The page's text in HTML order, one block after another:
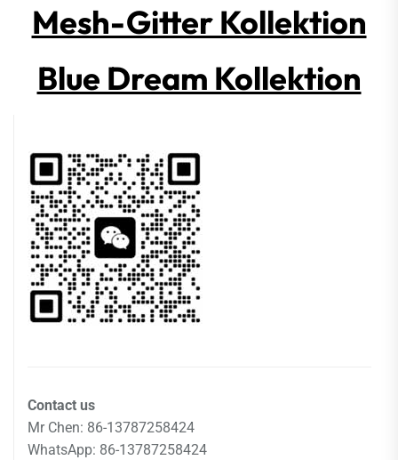
Mesh-Gitter Kollektion
Blue Dream Kollektion
Contact us
Mr Chen: 86-13787258424
WhatsApp: 86-13787258424